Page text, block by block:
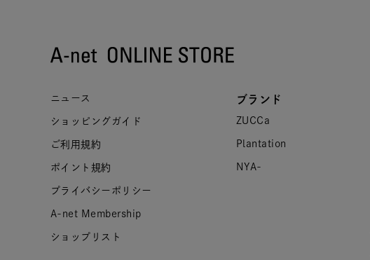
ニュース
ショッピングガイド
ご利用規約
ポイント規約
プライバシーポリシー
A-net Membership
ショップリスト
ブランド
ZUCCa
Plantation
NYA-